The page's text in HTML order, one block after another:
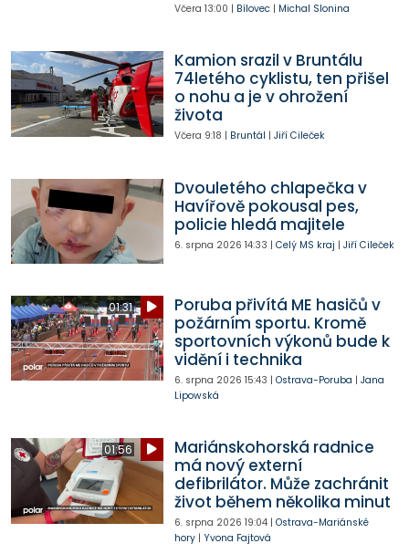
Včera 13:00 | Bílovec| Michal Slonina
Kamion srazil v Bruntálu
74letého cyklistu, ten přišel
o nohu a je v ohrožení
života
Včera 9:18 | Bruntál | Jiří Cileček
Dvouletého chlapečka v
Havířově pokousal pes,
policie hledá majitele
6. srpna 2026 14:33 | Celý MS kraj | Jiří Cileček
01:31
Poruba přivítá ME hasičů v
požárním sportu. Kromě
sportovních výkonů bude k
vidění i technika
6. srpna 2026 15:43 | Ostrava-Poruba | Jana
Lipowská
01:56
Mariánskohorská radnice
má nový externí
defibrilátor. Může zachránit
život během několika minut
6. srpna 2026 19:04| Ostrava-Mariánské
hory| Yvona Fajtová